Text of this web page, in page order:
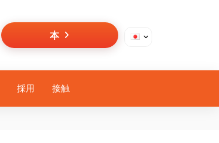
本
採用 接触